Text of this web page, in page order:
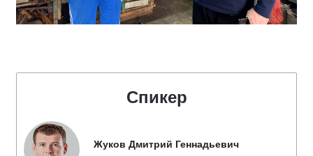
Спикер
Жуков Дмитрий Геннадьевич